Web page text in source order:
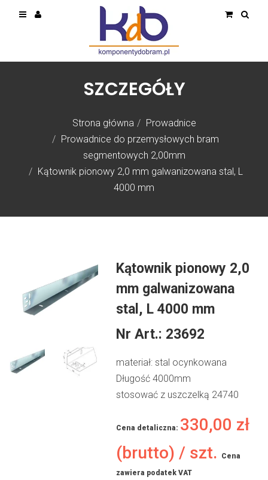
Strona główna
Prowadnice
Prowadnice do przemysłowych bram
segmentowych 2,00mm
Kątownik pionowy 2,0 mm galwanizowana stal, L
4000 mm
SZCZEGÓŁY
Kątownik pionowy 2,0
mm galwanizowana
stal, L 4000 mm
Nr Art.: 23692
materiał: stal ocynkowana
Długość 4000mm
stosować z uszczelką 24740
Cena detaliczna: 330,00 zł
(brutto) / szt.
Cena
zawiera podatek VAT